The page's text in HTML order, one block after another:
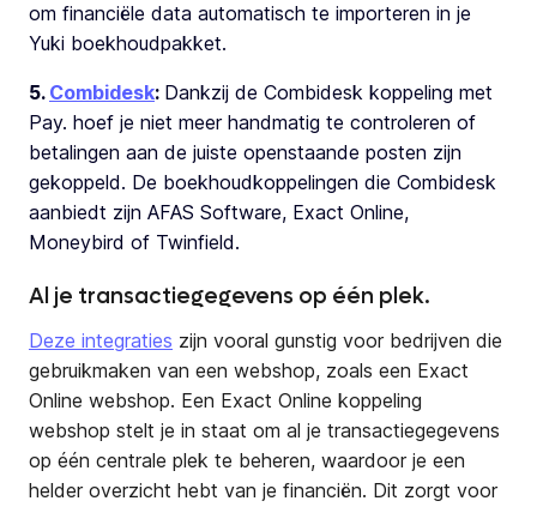
om financiële data automatisch te importeren in je
Yuki boekhoudpakket.
5. Combidesk: Dankzij de Combidesk koppeling met
Pay. hoef je niet meer handmatig te controleren of
betalingen aan de juiste openstaande posten zijn
gekoppeld. De boekhoudkoppelingen die Combidesk
aanbiedt zijn AFAS Software, Exact Online,
Moneybird of Twinfield.
Al je transactiegegevens op één plek.
Deze integraties zijn vooral gunstig voor bedrijven die
gebruikmaken van een webshop, zoals een Exact
Online webshop. Een Exact Online koppeling
webshop stelt je in staat om al je transactiegegevens
op één centrale plek te beheren, waardoor je een
helder overzicht hebt van je financiën. Dit zorgt voor